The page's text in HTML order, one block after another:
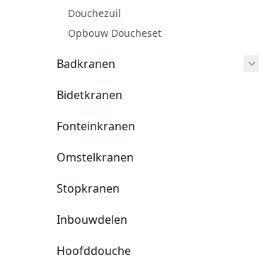
Douchezuil
Opbouw Doucheset
Badkranen
Bidetkranen
Fonteinkranen
Omstelkranen
Stopkranen
Inbouwdelen
Hoofddouche